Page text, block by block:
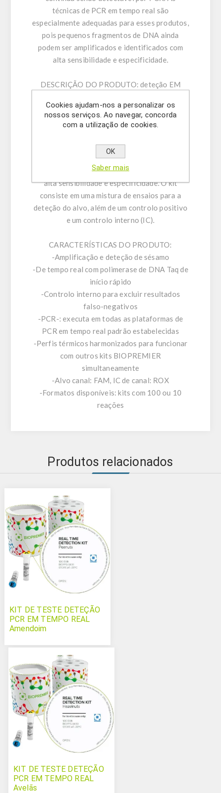
técnicas de PCR em tempo real são
especialmente adequadas para esses produtos,
pois pequenos fragmentos de DNA ainda
podem ser amplificados e identificados com
alta sensibilidade e especificidade.
DESCRIÇÃO DO PRODUTO:deteção EM
para a deteção do sésamo em um procedimento
simples, confiável e rápido. O ensaio é baseado
5 'para amplificar uma sequência genómica
única no alvo. Nossos primers e sonda
cuidadosamente projetados garantem a mais
alta sensibilidade e especificidade. O kit
consiste em uma mistura de ensaios para a
deteção do alvo, além de um controlo positivo
e um controlo interno (IC).
CARACTERÍSTICAS DO PRODUTO:
-Amplificação e deteção de sésamo
-De tempo real com polimerase de DNA Taq de
início rápido
-Controlo interno para excluir resultados
falso-negativos
-PCR-: executa em todas as plataformas de
PCR em tempo real padrão estabelecidas
-Perfis térmicos harmonizados para funcionar
com outros kits BIOPREMIER
simultaneamente
-Alvo canal: FAM, IC de canal: ROX
-Formatos disponíveis: kits com 100 ou 10
reações
Produtos relacionados
KIT DE TESTE DETEÇÃO
PCR EM TEMPO REAL
Amendoim
KIT DE TESTE DETEÇÃO
PCR EM TEMPO REAL
Avelãs
Cookies ajudam-nos a personalizar os
nossos serviços. Ao navegar, concorda
com a utilização de cookies.
OK
Saber mais